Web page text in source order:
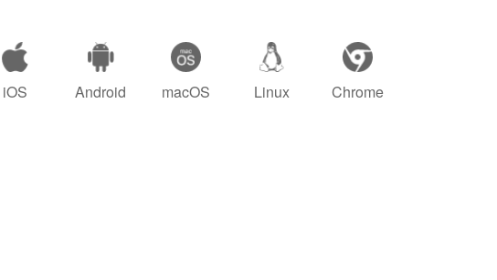
iOS Android macOS Linux Chrome